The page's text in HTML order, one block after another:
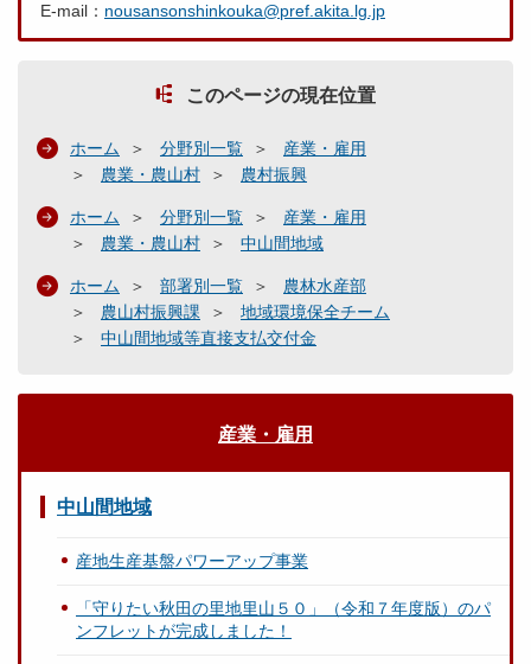
E-mail： nousansonshinkouka@pref.akita.lg.jp
このページの現在位置
ホーム 分野別一覧
産業・雇用
農業・農山村
農村振興
ホーム 分野別一覧
産業・雇用
農業・農山村
中山間地域
ホーム 部署別一覧
農林水産部
農山村振興課
地域環境保全チーム
中山間地域等直接支払交付金
産業・雇用
中山間地域
産地生産基盤パワーアップ事業
「守りたい秋田の里地里山５０」（令和７年度版）のパ
ンフレットが完成しました！